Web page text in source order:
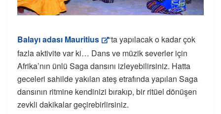
Balayı adası Mauritius
‘ta yapılacak o kadar çok
fazla aktivite var ki… Dans ve müzik severler için
Afrika’nın ünlü Saga dansını izleyebilirsiniz. Hatta
geceleri sahilde yakılan ateş etrafında yapılan Saga
dansının ritmine kendinizi bırakıp, bir ritüel dönüşen
zevkli dakikalar geçirebirlirsiniz.